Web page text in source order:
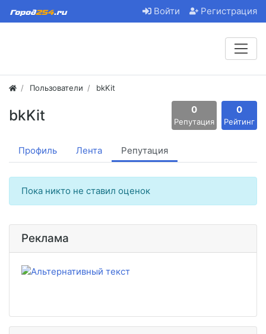
Войти Регистрация
Пользователи bkKit
bkKit 0
Репутация
0
Рейтинг
Профиль Лента Репутация
Пока никто не ставил оценок
Реклама